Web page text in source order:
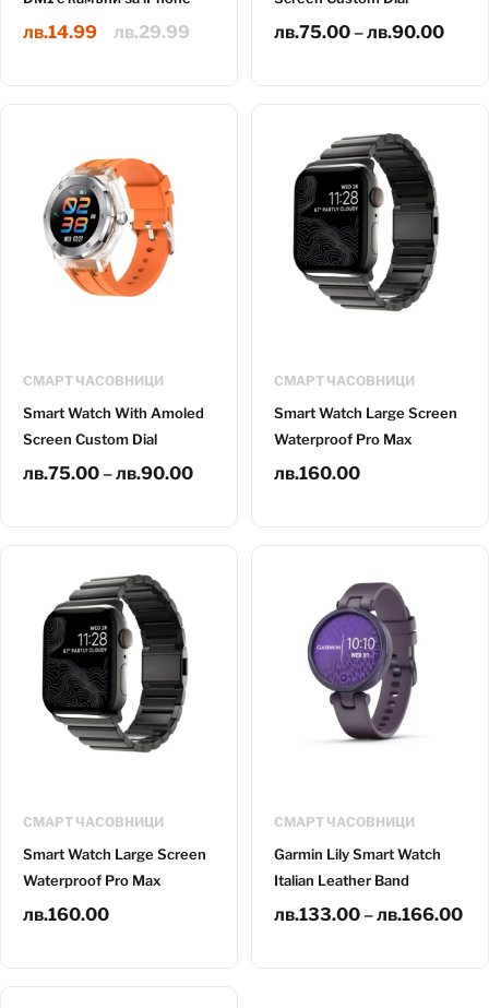
лв.29.99
лв.14.99 лв.75.00–лв.90.00
СМАРТ ЧАСОВНИЦИ
Smart Watch With Amoled
Screen Custom Dial
лв.75.00–лв.90.00
СМАРТ ЧАСОВНИЦИ
Smart Watch Large Screen
Waterproof Pro Max
лв.160.00
СМАРТ ЧАСОВНИЦИ
Smart Watch Large Screen
Waterproof Pro Max
лв.160.00
СМАРТ ЧАСОВНИЦИ
Garmin Lily Smart Watch
Italian Leather Band
лв.133.00–лв.166.00